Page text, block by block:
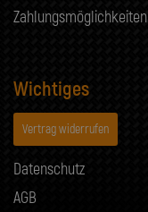
Zahlungsmöglichkeiten
Wichtiges
Vertrag widerrufen
Datenschutz
AGB